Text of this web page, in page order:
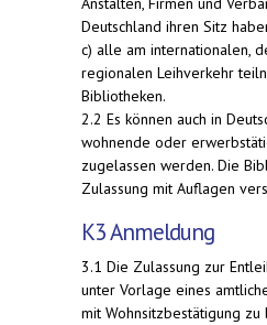
Deutschland ihren Sitz
c) alle am internationalen,
regionalen Leihverkehr
Bibliotheken.
2.2 Es können auch in
wohnende oder
zugelassen werden. Die
Zulassung mit Auflagen
K3 Anmeldung
3.1 Die Zulassung zur
unter Vorlage eines
mit Wohnsitzbestätigung zu